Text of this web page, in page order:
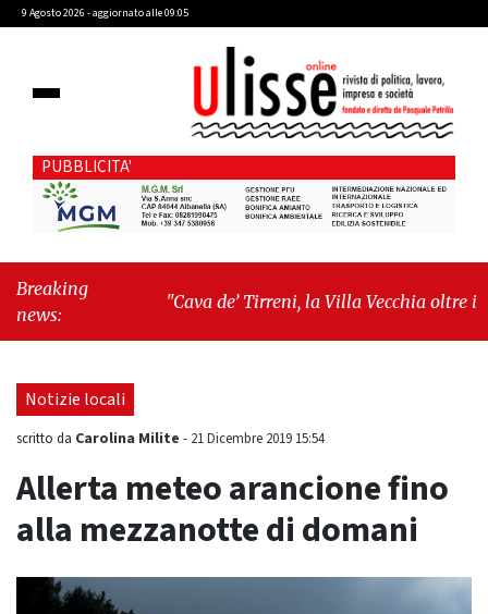
9 Agosto 2026 - aggiornato alle 09:05
PUBBLICITA'
Breaking
news:
"Cava de’ Tirreni, la Villa Vecchia oltre i
seduta consiliare: “Serve chiarezza!”"
Notizie locali
scritto da Carolina Milite - 21 Dicembre 2019 15:54
Allerta meteo arancione fino
alla mezzanotte di domani